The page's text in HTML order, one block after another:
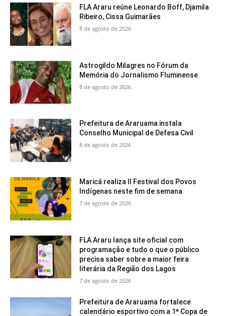
FLA Araru reúne Leonardo Boff, Djamila
Ribeiro, Cissa Guimarães
8 de agosto de 2026
Astrogildo Milagres no Fórum da
Memória do Jornalismo Fluminense
8 de agosto de 2026
Prefeitura de Araruama instala
Conselho Municipal de Defesa Civil
8 de agosto de 2026
Maricá realiza II Festival dos Povos
Indígenas neste fim de semana
7 de agosto de 2026
FLA Araru lança site oficial com
programação e tudo o que o público
precisa saber sobre a maior feira
literária da Região dos Lagos
7 de agosto de 2026
Prefeitura de Araruama fortalece
calendário esportivo com a 1ª Copa de